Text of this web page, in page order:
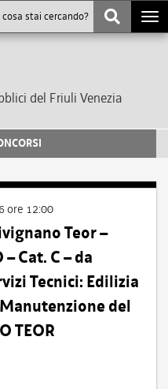
del Friuli Venezia
ore 12:00
Teor –
– Cat. C – da
Tecnici: Edilizia
del
TEOR